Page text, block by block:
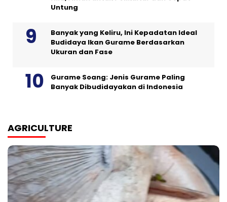
Untung
Banyak yang Keliru, Ini Kepadatan Ideal
Budidaya Ikan Gurame Berdasarkan
Ukuran dan Fase
Gurame Soang: Jenis Gurame Paling
Banyak Dibudidayakan di Indonesia
AGRICULTURE